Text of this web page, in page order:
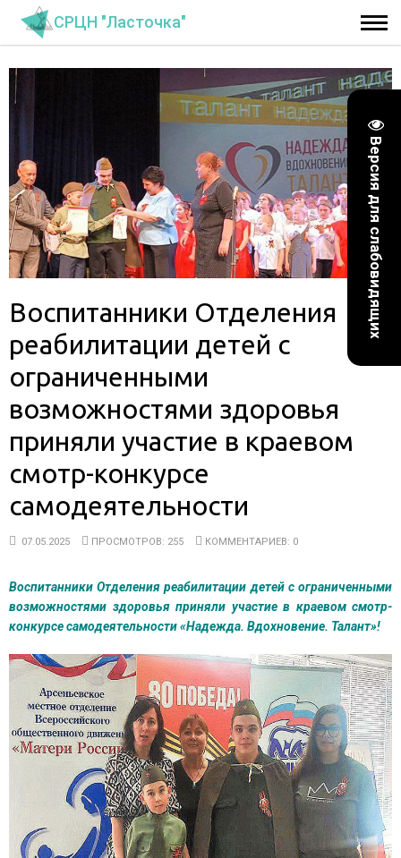
Версия для слабовидящих
СРЦН "Ласточка"
Воспитанники Отделения
реабилитации детей с
ограниченными
возможностями здоровья
приняли участие в краевом
смотр-конкурсе
самодеятельности
07.05.2025 ПРОСМОТРОВ: 255 КОММЕНТАРИЕВ: 0
Воспитанники Отделения реабилитации детей с ограниченными
возможностями здоровья приняли участие в краевом смотр-
конкурсе самодеятельности «Надежда. Вдохновение. Талант»!